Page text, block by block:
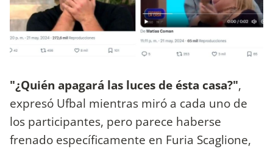
"¿Quién apagará las luces de ésta casa?",
expresó Ufbal mientras miró a cada uno de
los participantes, pero parece haberse
frenado específicamente en Furia Scaglione,